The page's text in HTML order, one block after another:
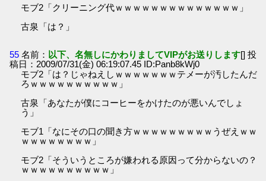
モブ2「クリーニング代ｗｗｗｗｗｗｗｗｗｗｗｗｗｗ」
古泉「は？」
55 名前： 以下、名無しにかわりましてVIPがお送りします[] 投
稿日：2009/07/31(金) 06:19:07.45 ID:Panb8kWj0
モブ2「は？じゃねえしｗｗｗｗｗｗｗテメーが汚したんだ
ろｗｗｗｗｗｗｗｗｗｗ」
古泉「あなたが僕にコーヒーをかけたのが悪いんでしょ
う」
モブ1「なにその口の聞き方ｗｗｗｗｗｗｗｗｗうぜえｗｗ
ｗｗｗｗｗｗｗｗ」
モブ2「そういうところが嫌われる原因って分からないの？
ｗｗｗｗｗｗｗｗｗｗ」